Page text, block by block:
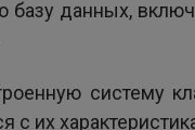
данных,
систему
их